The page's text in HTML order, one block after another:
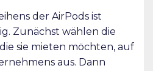
der AirPods ist
Zunächst wählen die
sie mieten möchten, auf
aus. Dann